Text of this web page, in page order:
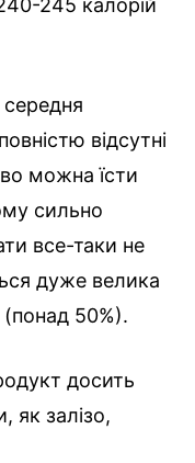
245 калорій
середня
відсутні
можна їсти
сильно
все-таки не
дуже велика
(понад 50%).
досить
як залізо,